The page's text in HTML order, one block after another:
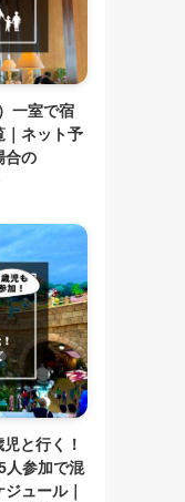
一室で宿
｜ネット予
合の
と行く！
人参加で混
ュール｜